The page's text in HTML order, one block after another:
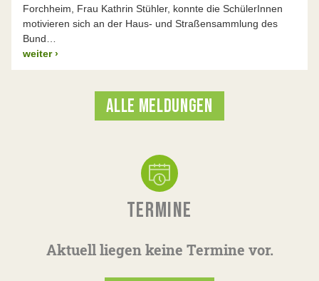
Forchheim, Frau Kathrin Stühler, konnte die SchülerInnen
motivieren sich an der Haus- und Straßensammlung des
Bund…
weiter ›
ALLE MELDUNGEN
TERMINE
Aktuell liegen keine Termine vor.